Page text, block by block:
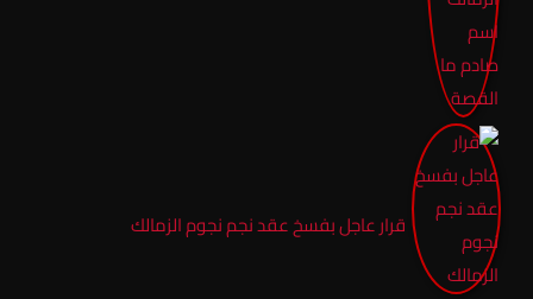
قرار عاجل بفسخ عقد نجم نجوم الزمالك